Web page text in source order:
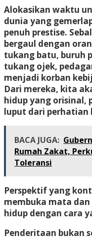
Alokasikan waktu
dunia yang
penuh prestise.
bergaul dengan
tukang batu, buruh
tukang ojek,
menjadi korban
Dari mereka, kita
hidup yang orisinal,
luput dari perhatian
BACA JUGA:
Rumah Zakat,
Toleransi
Perspektif yang
membuka mata
hidup dengan cara
Penderitaan bukan